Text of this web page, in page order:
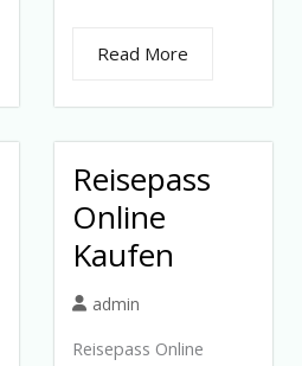
Read More
Reisepass
Online
Kaufen
admin
Reisepass Online